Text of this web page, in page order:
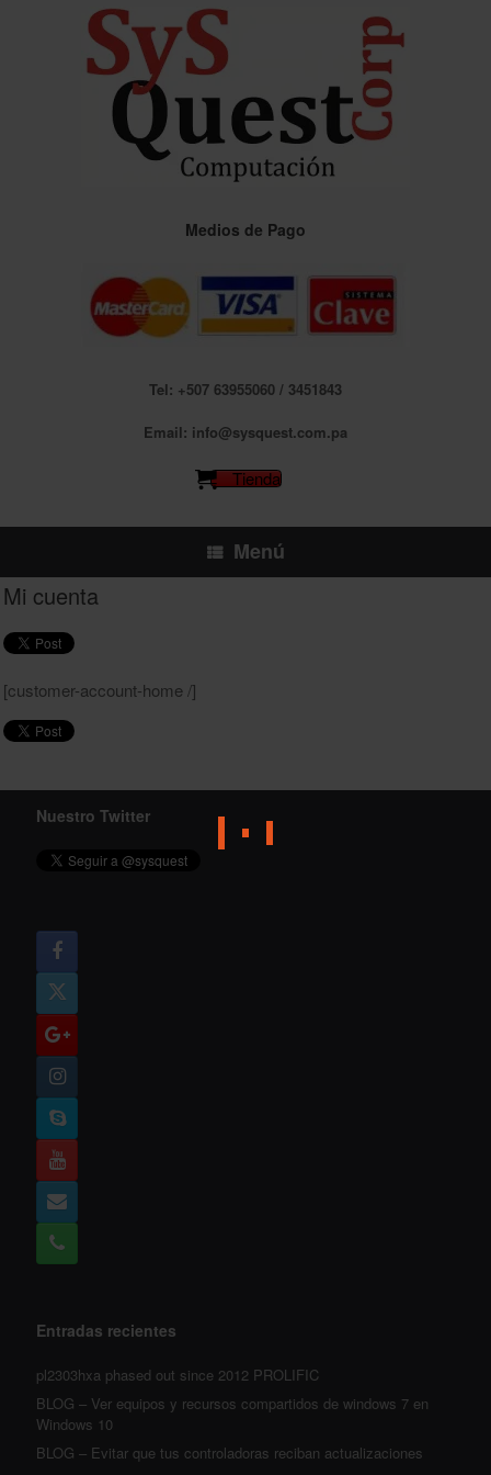
Medios de Pago
Tel: +507 63955060 / 3451843
Email: info@sysquest.com.pa
Tienda
Menú
Mi cuenta
[customer-account-home /]
Nuestro Twitter
Entradas recientes
pl2303hxa phased out since 2012 PROLIFIC
BLOG – Ver equipos y recursos compartidos de windows 7 en
Windows 10
BLOG – Evitar que tus controladoras reciban actualizaciones